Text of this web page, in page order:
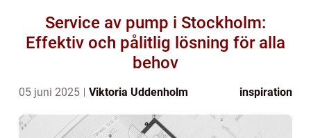
Service av pump i Stockholm:
Effektiv och pålitlig lösning för alla
behov
05 juni 2025 Viktoria Uddenholm inspiration